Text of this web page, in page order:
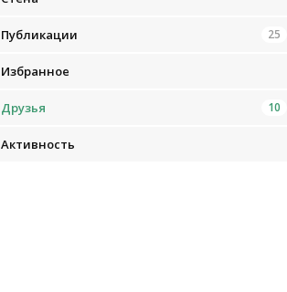
Публикации 25
Избранное
Друзья 10
Активность